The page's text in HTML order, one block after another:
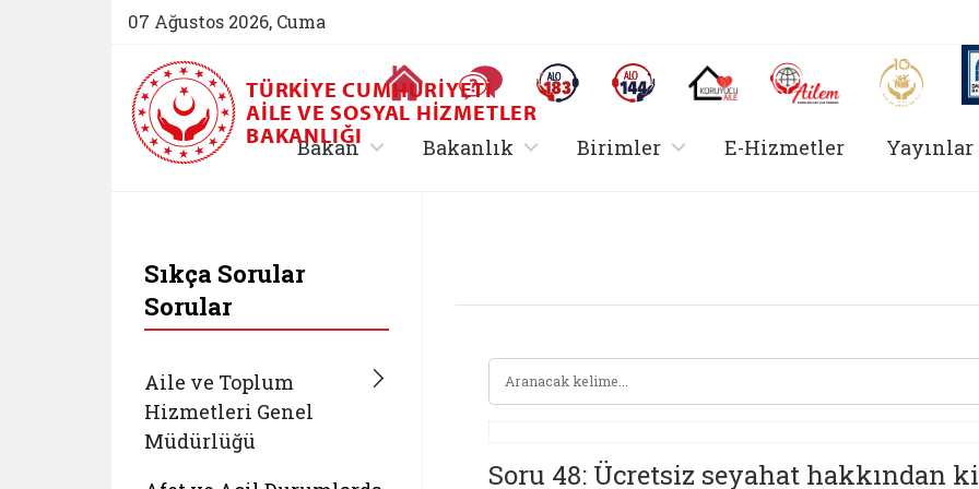
07 Ağustos 2026, Cuma
Ana Sayfa Sıkça Sorulan SorularAlo 183 (yeni sekmede açılır)Alo 144 (yeni sekmede açılır)Koruyucu Aile (yeni sekmede açılır)
AİLEM İletişim Aile ve
TÜRKIYE CUMHURIYETI
AILE VE SOSYAL HIZMETLER
BAKANLIĞI
Bakan, alt menü içerir
Bakanlık , alt menü içerir
Birimler, alt menü içerir
E-Hizmetler Yayınlar
Sıkça Sorular
Sorular
Aile ve Toplum
Hizmetleri Genel
Müdürlüğü
Soru 48: Ücretsiz seyahat hakkından